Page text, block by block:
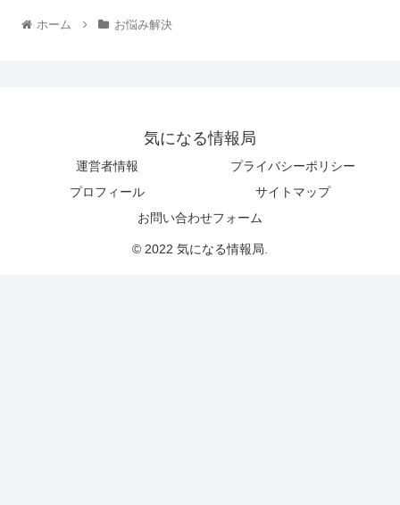
ホーム お悩み解決
気になる情報局
運営者情報
プライバシーポリシー
プロフィール
サイトマップ
お問い合わせフォーム
© 2022 気になる情報局.